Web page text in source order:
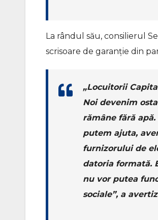
La rândul său, consilierul
scrisoare de garanție din
„Locuitorii
Noi devenim
rămâne fără
putem ajuta,
furnizorului de
datoria formată.
nu vor putea
sociale”, a